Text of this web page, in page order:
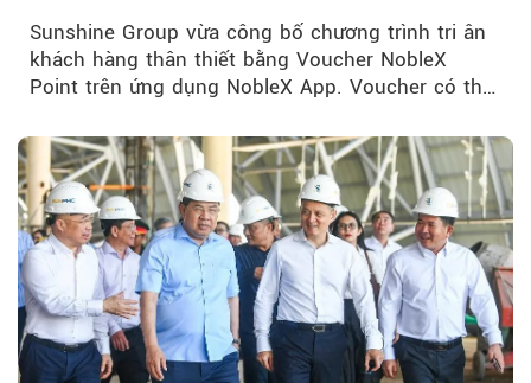
Sunshine Group vừa công bố chương trình tri ân
khách hàng thân thiết bằng Voucher NobleX
Point trên ứng dụng NobleX App. Voucher có thể